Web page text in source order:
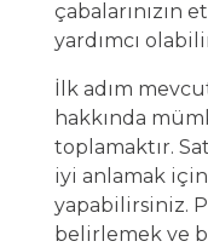
çabalarınızın
yardımcı
İlk adım
hakkında
toplamaktır.
iyi anlamak
yapabilirsiniz.
belirlemek ve